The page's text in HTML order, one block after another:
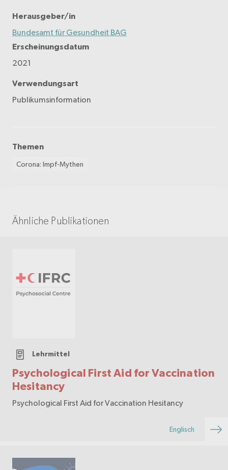
Herausgeber/in
Bundesamt für Gesundheit BAG
Erscheinungsdatum
2021
Verwendungsart
Publikumsinformation
Themen
Corona: Impf-Mythen
Ähnliche Publikationen
Psychological First Aid for Vaccination
Hesitancy
Lehrmittel
Psychological First Aid for Vaccination Hesitancy
Englisch